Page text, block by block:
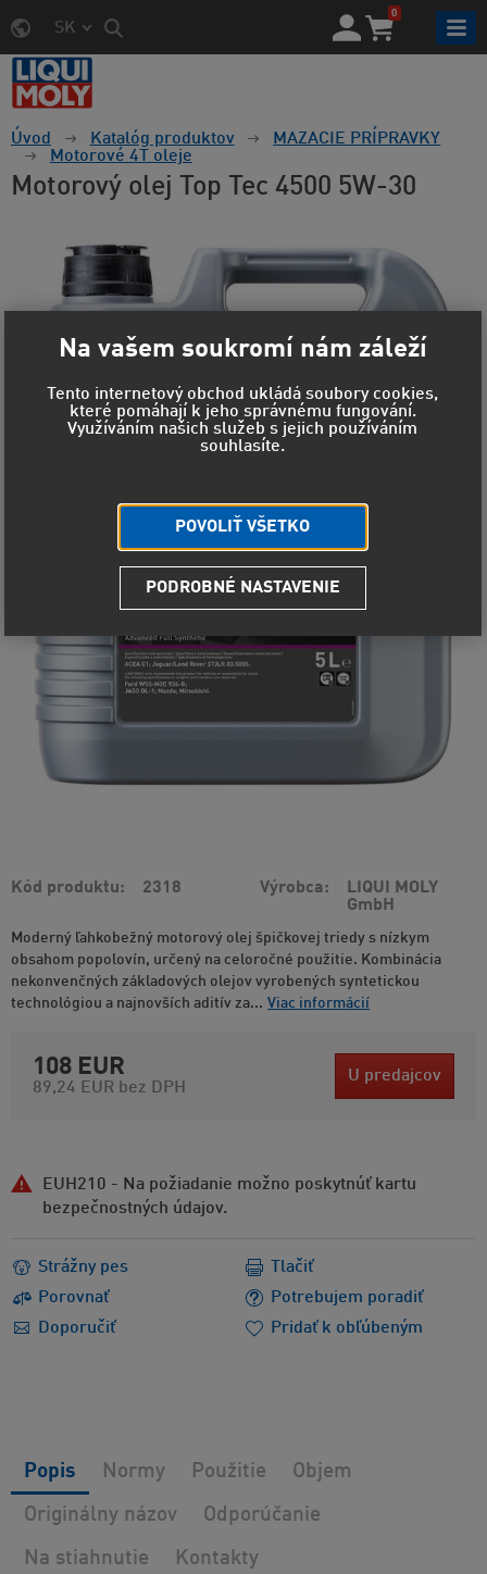
SK
0
Úvod Katalóg produktov
MAZACIE PRÍPRAVKY
Motorové 4T oleje
Motorový olej Top Tec 4500 5W-30
Kód produktu 2318 Výrobca
LIQUI MOLY
GmbH
Moderný ľahkobežný motorový olej špičkovej triedy s nízkym
obsahom popolovín, určený na celoročné použitie. Kombinácia
nekonvenčných základových olejov vyrobených syntetickou
technológiou a najnovších aditív za... Viac informácií
108 EUR
89,24 EUR bez DPH
U predajcov
EUH210 - Na požiadanie možno poskytnúť kartu
bezpečnostných údajov.
Strážny pes
Porovnať
Potrebujem poradiť
Doporučiť
Tlačiť
Pridať k obľúbeným
Popis Normy Použitie Objem
Originálny názov Odporúčanie
Na stiahnutie Kontakty
Na vašem soukromí nám záleží
Tento internetový obchod ukládá soubory cookies,
které pomáhají k jeho správnému fungování.
Využíváním našich služeb s jejich používáním
souhlasíte.
POVOLIŤ VŠETKO
PODROBNÉ NASTAVENIE